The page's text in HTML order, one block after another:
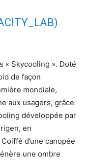
« Skycooling ». Doté
de façon
mondiale,
aux usagers, grâce
développée par
en
d’une canopée
une ombre